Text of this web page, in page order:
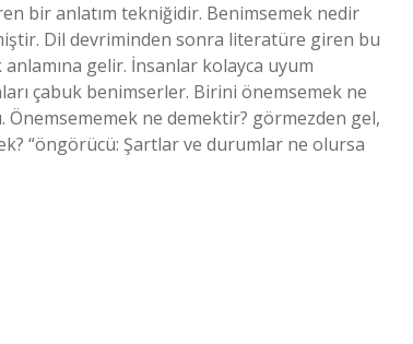
bir anlatım tekniğidir. Benimsemek nedir
Dil devriminden sonra literatüre giren bu
gelir. İnsanlar kolayca uyum
çabuk benimserler. Birini önemsemek ne
ne demektir? görmezden gel,
“öngörücü: Şartlar ve durumlar ne olursa